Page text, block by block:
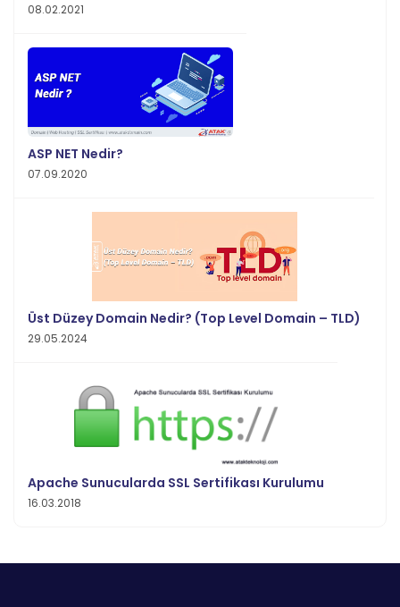
08.02.2021
ASP NET Nedir?
07.09.2020
Üst Düzey Domain Nedir? (Top Level Domain – TLD)
29.05.2024
Apache Sunucularda SSL Sertifikası Kurulumu
16.03.2018